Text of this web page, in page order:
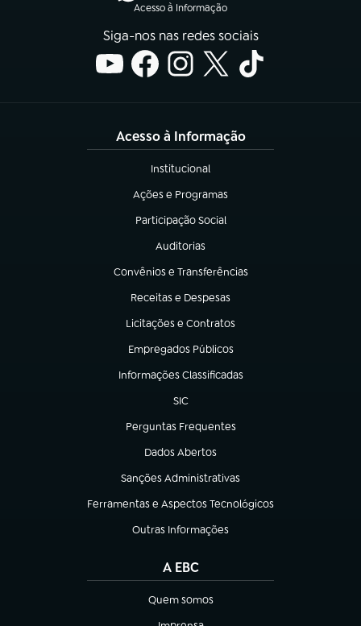
Acesso à Informação
Siga-nos nas redes sociais
Acesso à Informação
Institucional
(abre em nova aba)
Ações e Programas
(abre em nova aba)
Participação Social
(abre em nova aba)
Auditorias
(abre em nova aba)
Convênios e Transferências
(abre em nova aba)
Receitas e Despesas
(abre em nova aba)
Licitações e Contratos
(abre em nova aba)
Empregados Públicos
(abre em nova aba)
Informações Classificadas
(abre em nova aba)
SIC
(abre em nova aba)
Perguntas Frequentes
(abre em nova aba)
Dados Abertos
(abre em nova aba)
Sanções Administrativas
(abre em nova aba)
Ferramentas e Aspectos Tecnológicos
(abre em nova aba)
Outras Informações
(abre em nova aba)
A EBC
Quem somos
(abre em nova aba)